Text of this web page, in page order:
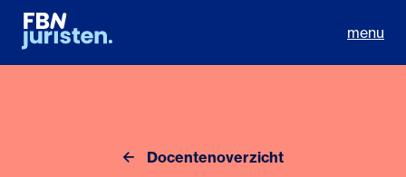
menu
Docentenoverzicht